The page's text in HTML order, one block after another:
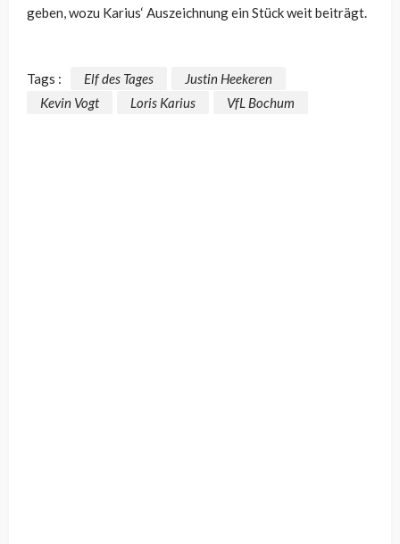
geben, wozu Karius‘ Auszeichnung ein Stück weit beiträgt.
Tags : Elf des Tages
Justin Heekeren
Kevin Vogt
Loris Karius VfL Bochum